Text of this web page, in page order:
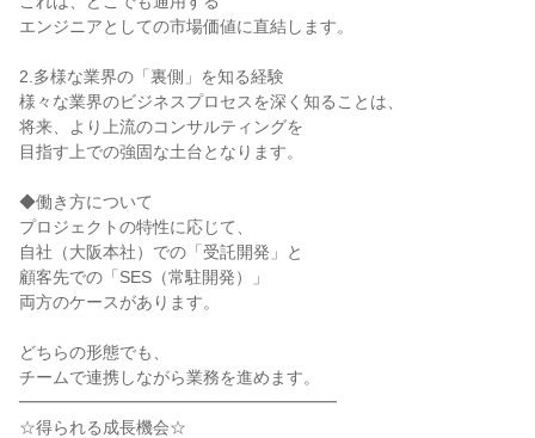
エンジニアとしての市場価値に直結します。
2.多様な業界の「裏側」を知る経験
様々な業界のビジネスプロセスを深く知ることは、
将来、より上流のコンサルティングを
目指す上での強固な土台となります。
◆働き方について
プロジェクトの特性に応じて、
自社（大阪本社）での「受託開発」と
顧客先での「SES（常駐開発）」
両方のケースがあります。
どちらの形態でも、
チームで連携しながら業務を進めます。
━━━━━━━━━━━━━━━━━━━
☆得られる成長機会☆